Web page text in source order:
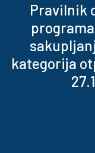
Pravilnik
kategorija